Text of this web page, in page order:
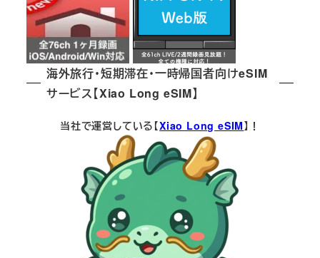
海外旅行・短期滞在・一時帰国者向けeSIM
サービス【Xiao Long eSIM】
当社で運営している【Xiao Long eSIM】！